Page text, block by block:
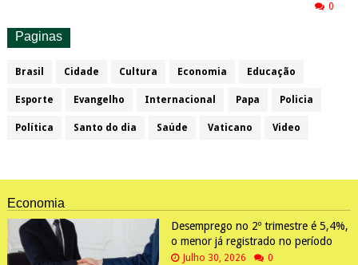
0
Paginas
Brasil Cidade Cultura Economia Educação
Esporte Evangelho Internacional Papa Policia
Política Santo do dia Saúde Vaticano Video
Economia
Desemprego no 2º trimestre é 5,4%,
o menor já registrado no período
Julho 30, 2026 0